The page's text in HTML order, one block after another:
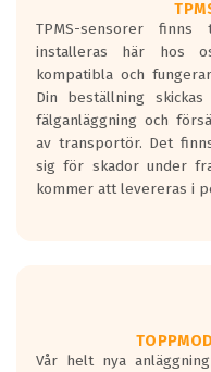
godkända för år 2016
Ett däck med en svart
minst tre decibel
regelverk som börjar
TPMS-sensorer
installeras här hos
kompatibla och
Din beställning
fälganläggning och
av transportör. Det
sig för skador under
kommer att levereras i
Vår helt nya